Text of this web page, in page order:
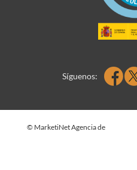
Síguenos:
© MarketiNet Agencia de